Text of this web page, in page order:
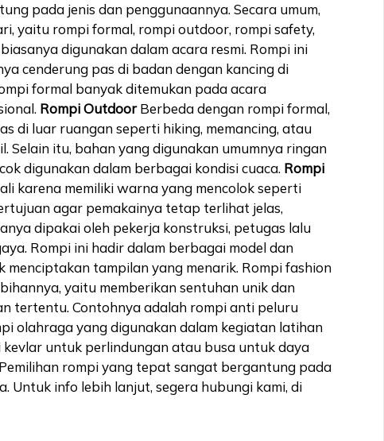
pada jenis dan penggunaannya. Secara umum,
yaitu rompi formal, rompi outdoor, rompi safety,
biasanya digunakan dalam acara resmi. Rompi ini
cenderung pas di badan dengan kancing di
formal banyak ditemukan pada acara
Rompi OutdoorBerbeda dengan rompi formal,
di luar ruangan seperti hiking, memancing, atau
Selain itu, bahan yang digunakan umumnya ringan
digunakan dalam berbagai kondisi cuaca. Rompi
karena memiliki warna yang mencolok seperti
agar pemakainya tetap terlihat jelas,
dipakai oleh pekerja konstruksi, petugas lalu
Rompi ini hadir dalam berbagai model dan
tampilan yang menarik. Rompi fashion
yaitu memberikan sentuhan unik dan
tertentu. Contohnya adalah rompi anti peluru
olahraga yang digunakan dalam kegiatan latihan
untuk perlindungan atau busa untuk daya
rompi yang tepat sangat bergantung pada
Untuk info lebih lanjut, segera hubungi kami, di